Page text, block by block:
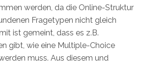
werden, da die Online-Struktur
Fragetypen nicht gleich
ist gemeint, dass es z.B.
gibt, wie eine Multiple-Choice
muss. Aus diesem und